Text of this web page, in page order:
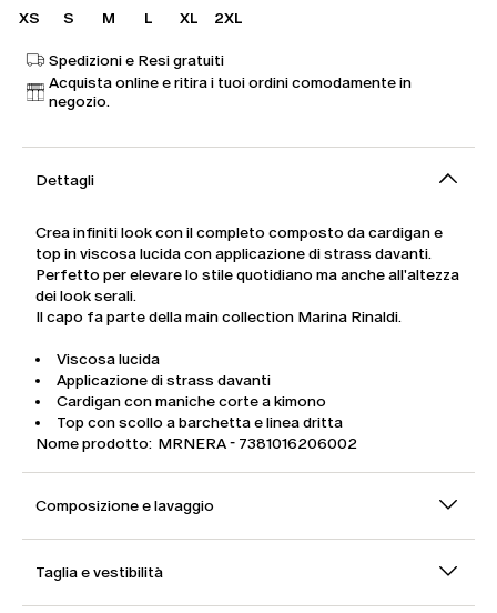
XS S M L XL 2XL
Spedizioni e Resi gratuiti
Acquista online e ritira i tuoi ordini comodamente in
negozio.
Dettagli
Crea infiniti look con il completo composto da cardigan e
top in viscosa lucida con applicazione di strass davanti.
Perfetto per elevare lo stile quotidiano ma anche all'altezza
dei look serali.
Il capo fa parte della main collection Marina Rinaldi.
Viscosa lucida
Applicazione di strass davanti
Cardigan con maniche corte a kimono
Top con scollo a barchetta e linea dritta
Nome prodotto: MRNERA - 7381016206002
Composizione e lavaggio
Taglia e vestibilità